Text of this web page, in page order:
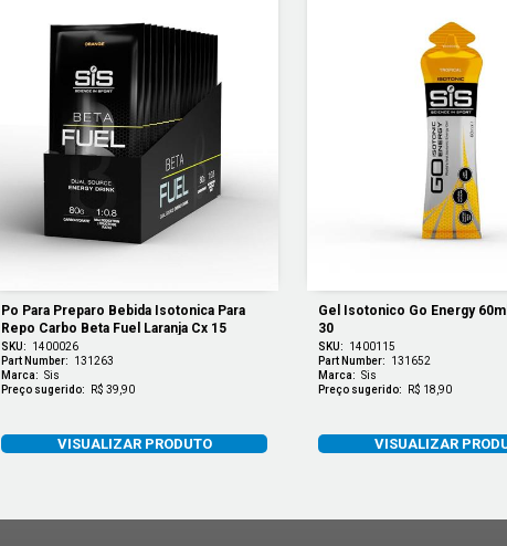
Po Para Preparo Bebida Isotonica Para
Repo Carbo Beta Fuel Laranja Cx 15
SKU:
1400026
Part Number:
131263
Marca: Sis
Preço sugerido:
R$ 39,90
Gel Isotonico Go Energy
30
SKU:
1400115
Part Number:
131652
Marca: Sis
Preço sugerido:
R$ 18,90